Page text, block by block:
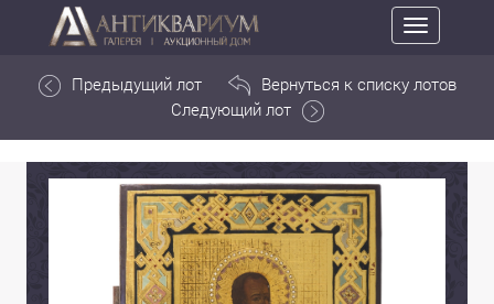
Toggle
navigation
Предыдущий лот
Вернуться к списку лотов
Следующий лот